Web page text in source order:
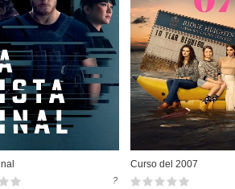
?
Curso del 2007